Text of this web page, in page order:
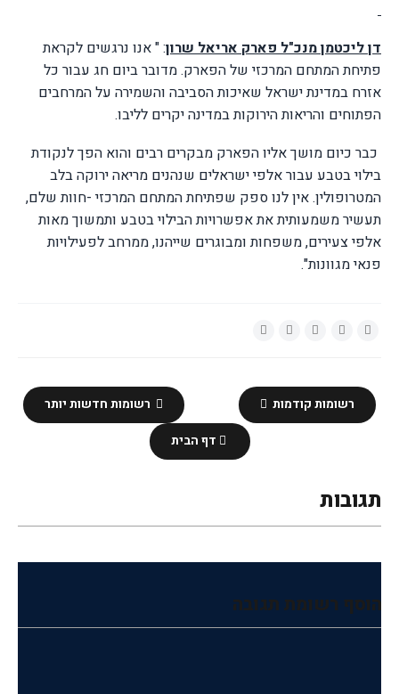
דן ליכטמן מנכ"ל פארק אריאל שרון: " אנו נרגשים לקראת
פתיחת המתחם המרכזי של הפארק. מדובר ביום חג עבור כל
אזרח במדינת ישראל שאיכות הסביבה והשמירה על המרחבים
הפתוחים והריאות הירוקות במדינה יקרים לליבו.
כבר כיום מושך אליו הפארק מבקרים רבים והוא הפך לנקודת
בילוי בטבע עבור אלפי ישראלים שנהנים מריאה ירוקה בלב
המטרופולין. אין לנו ספק שפתיחת המתחם המרכזי -חוות שלם,
תעשיר משמעותית את אפשרויות הבילוי בטבע ותמשוך מאות
אלפי צעירים, משפחות ומבוגרים שייהנו, ממרחב לפעילויות
פנאי מגוונות".
רשומות חדשות יותר רשומות קודמות
דף הבית
תגובות
הוסף רשומת תגובה